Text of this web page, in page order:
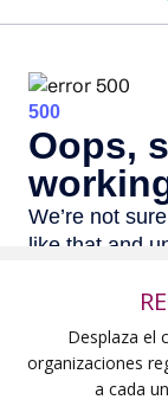
Desplaza el
organizaciones
a cada